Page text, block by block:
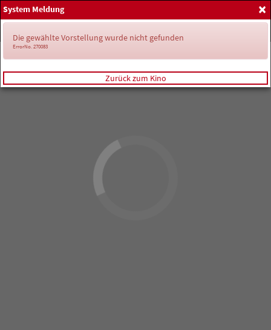
Home
Anmelden
×
System Meldung
Die gewählte Vorstellung wurde nicht gefunden
ErrorNo. 270083
Zurück zum Kino